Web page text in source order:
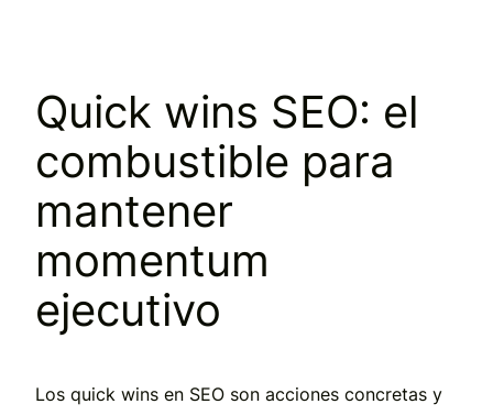
Quick wins SEO: el
combustible para
mantener
momentum
ejecutivo
Los quick wins en SEO son acciones concretas y